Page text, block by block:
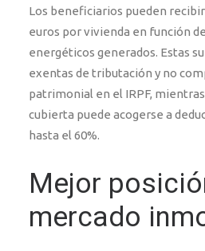
Los beneficiarios pueden recibir
euros por vivienda en función
energéticos generados. Estas
exentas de tributación y no
patrimonial en el IRPF,
cubierta puede acogerse a
hasta el 60%.
Mejor
mercado